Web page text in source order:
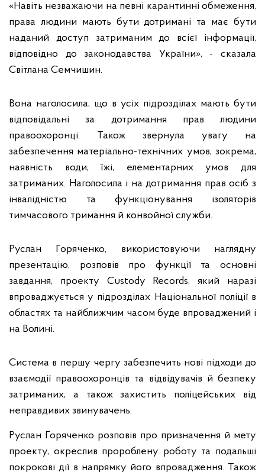
«Навіть незважаючи на певні карантинні обмеження,
права людини мають бути дотримані та має бути
наданий доступ затриманим до всієї інформації,
відповідно до законодавства України», - сказала
Світлана Семчишин.
Вона наголосила, що в усіх підрозділах мають бути
відповідальні за дотримання прав людини
правоохоронці. Також звернула увагу на
забезпечення матеріально-технічних умов, зокрема,
наявність води, їжі, елементарних умов для
затриманих. Наголосила і на дотримання прав осіб з
інвалідністю та функціонування ізоляторів
тимчасового тримання й конвойної служби.
Руслан Горяченко, використовуючи наглядну
презентацію, розповів про функції та основні
завдання, проекту Custody Records, який наразі
впроваджується у підрозділах Національної поліції в
областях та найближчим часом буде впроваджений і
на Волині.
Система в першу чергу забезпечить нові підходи до
взаємодії правоохоронців та відвідувачів й безпеку
затриманих, а також захистить поліцейських від
неправдивих звинувачень.
Руслан Горяченко розповів про призначення й мету
проекту, окреслив пророблену роботу та подальші
покрокові дії в напрямку його впровадження. Також